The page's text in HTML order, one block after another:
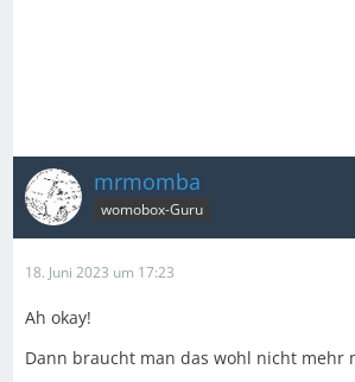
mrmomba
womobox-Guru
18. Juni 2023 um 17:23
Ah okay!
Dann braucht man das wohl nicht mehr